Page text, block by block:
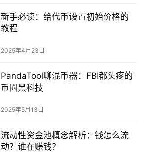
新手必读：给代币设置初始价格的
教程
2025年4月23日
PandaTool聊混币器：FBI都头疼的
币圈黑科技
2025年5月13日
流动性资金池概念解析：钱怎么流
动？谁在赚钱？